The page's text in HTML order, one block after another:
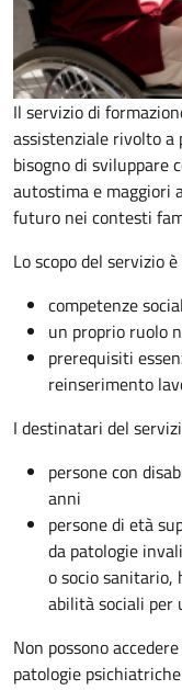
Il servizio di
assistenziale rivolto a
bisogno di sviluppare
autostima e maggiori
futuro nei contesti
Lo scopo del servizio
competenze
un proprio ruolo
prerequisiti
reinserimento
I destinatari del
persone con
anni
persone di età
da patologie
o socio sanitario,
abilità sociali per
Non possono
patologie